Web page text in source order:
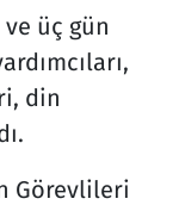
üç gün
din
Görevlileri